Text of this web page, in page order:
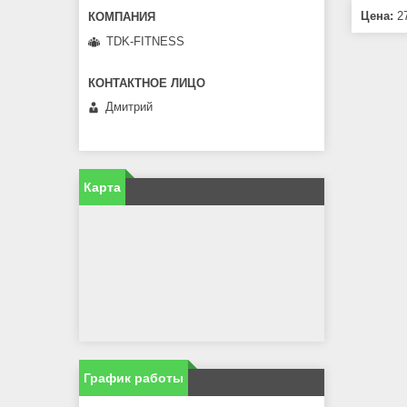
Цена:
TDK-FITNESS
Дмитрий
Карта
График работы